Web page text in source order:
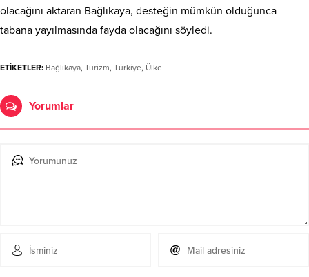
olacağını aktaran Bağlıkaya, desteğin mümkün olduğunca
tabana yayılmasında fayda olacağını söyledi.
ETİKETLER: Bağlıkaya, Turizm, Türkiye, Ülke
Yorumlar